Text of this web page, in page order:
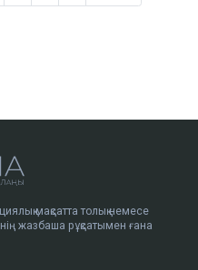
мақсатта толық немесе
жазбаша рұқсатымен ғана